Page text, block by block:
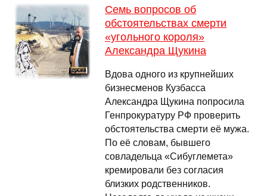
Семь вопросов об
обстоятельствах смерти
«угольного короля»
Александра Щукина
Вдова одного из крупнейших
бизнесменов Кузбасса
Александра Щукина попросила
Генпрокуратуру РФ проверить
обстоятельства смерти её мужа.
По её словам, бывшего
совладельца «Сибуглемета»
кремировали без согласия
близких родственников.